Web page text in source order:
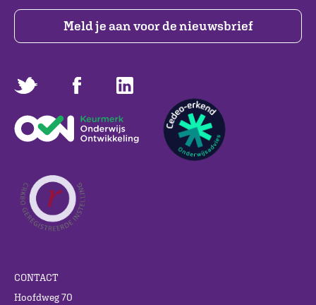
Meld je aan voor de nieuwsbrief
CONTACT
Hoofdweg 70